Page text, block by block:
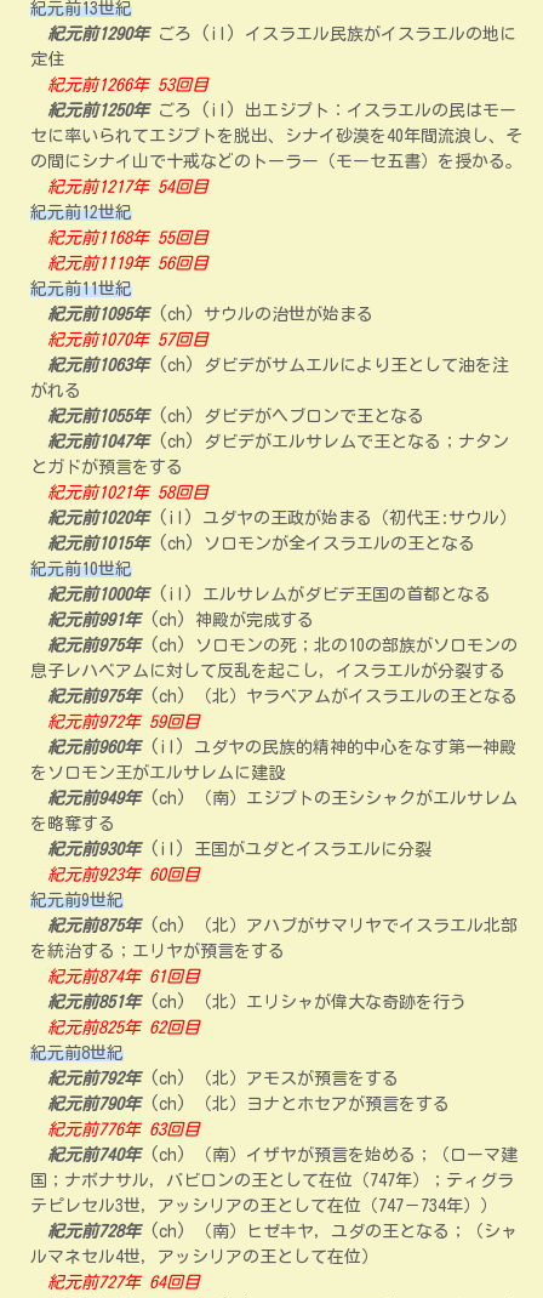
紀元前13世紀
紀元前1290年 ごろ (il) イスラエル民族がイスラエルの地に
定住
紀元前1266年 53回目
紀元前1250年 ごろ (il) 出エジプト：イスラエルの民はモー
セに率いられてエジプトを脱出、シナイ砂漠を40年間流浪し、そ
の間にシナイ山で十戒などのトーラー（モーセ五書）を授かる。
紀元前1217年 54回目
紀元前12世紀
紀元前1168年 55回目
紀元前1119年 56回目
紀元前11世紀
紀元前1095年 (ch) サウルの治世が始まる
紀元前1070年 57回目
紀元前1063年 (ch) ダビデがサムエルにより王として油を注
がれる
紀元前1055年 (ch) ダビデがヘブロンで王となる
紀元前1047年 (ch) ダビデがエルサレムで王となる；ナタン
とガドが預言をする
紀元前1021年 58回目
紀元前1020年 (il) ユダヤの王政が始まる（初代王:サウル）
紀元前1015年 (ch) ソロモンが全イスラエルの王となる
紀元前10世紀
紀元前1000年 (il) エルサレムがダビデ王国の首都となる
紀元前991年 (ch) 神殿が完成する
紀元前975年 (ch) ソロモンの死；北の10の部族がソロモンの
息子レハベアムに対して反乱を起こし，イスラエルが分裂する
紀元前975年 (ch) （北）ヤラベアムがイスラエルの王となる
紀元前972年 59回目
紀元前960年 (il) ユダヤの民族的精神的中心をなす第一神殿
をソロモン王がエルサレムに建設
紀元前949年 (ch) （南）エジプトの王シシャクがエルサレム
を略奪する
紀元前930年 (il) 王国がユダとイスラエルに分裂
紀元前923年 60回目
紀元前9世紀
紀元前875年 (ch) （北）アハブがサマリヤでイスラエル北部
を統治する；エリヤが預言をする
紀元前874年 61回目
紀元前851年 (ch) （北）エリシャが偉大な奇跡を行う
紀元前825年 62回目
紀元前8世紀
紀元前792年 (ch) （北）アモスが預言をする
紀元前790年 (ch) （北）ヨナとホセアが預言をする
紀元前776年 63回目
紀元前740年 (ch) （南）イザヤが預言を始める；（ローマ建
国；ナボナサル，バビロンの王として在位（747年）；ティグラ
テピレセル3世，アッシリアの王として在位（747－734年））
紀元前728年 (ch) （南）ヒゼキヤ，ユダの王となる；（シャ
ルマネセル4世，アッシリアの王として在位）
紀元前727年 64回目